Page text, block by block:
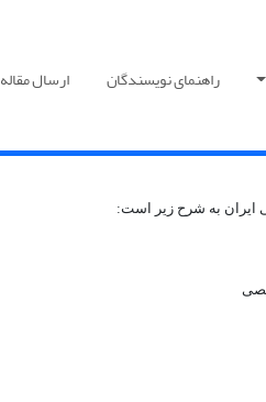
راهنمای نویسندگان ارسال مقاله
ایران به شرح زیر است: